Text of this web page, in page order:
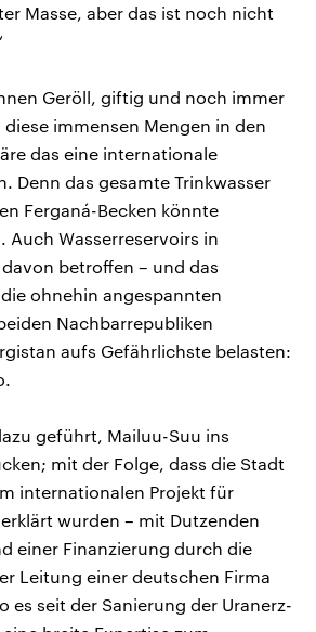
Masse, aber das ist noch nicht
Geröll, giftig und noch immer
immensen Mengen in den
das eine internationale
Denn das gesamte Trinkwasser
Ferganá-Becken könnte
Auch Wasserreservoirs in
betroffen – und das
ohnehin angespannten
Nachbarrepubliken
aufs Gefährlichste belasten:
geführt, Mailuu-Suu ins
mit der Folge, dass die Stadt
internationalen Projekt für
wurden – mit Dutzenden
einer Finanzierung durch die
Leitung einer deutschen Firma
es seit der Sanierung der Uranerz-